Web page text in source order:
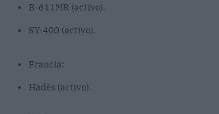
B-611MR (activo).
SY-400 (activo).
Francia:
Hadès (activo).